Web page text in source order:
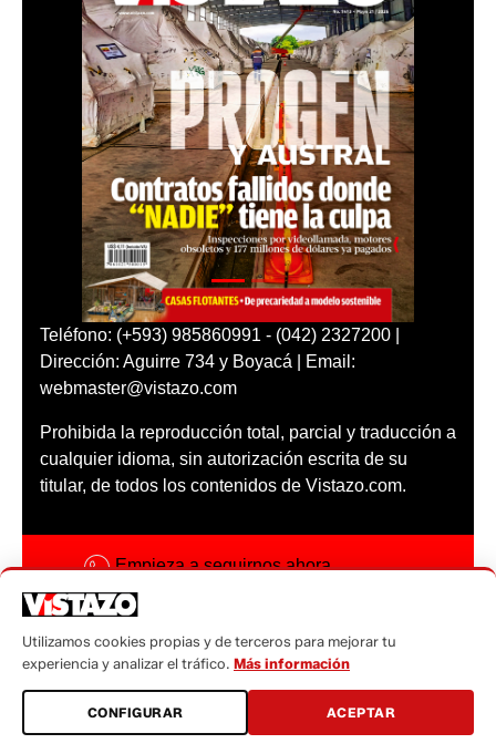
Teléfono: (+593) 985860991 - (042) 2327200 |
Dirección: Aguirre 734 y Boyacá | Email:
webmaster@vistazo.com
Prohibida la reproducción total, parcial y traducción a
cualquier idioma, sin autorización escrita de su
titular, de todos los contenidos de Vistazo.com.
Empieza a seguirnos ahora
Código ética
Sugerencias a:
sugerencias@vistazo.com
Utilizamos cookies propias y de terceros para mejorar tu
experiencia y analizar el tráfico. Más información
CONFIGURAR ACEPTAR